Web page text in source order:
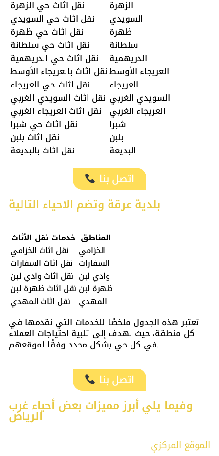
نقل اثاث حي الزهرة
الزهرة
نقل اثاث حي السويدي
السويدي
نقل اثاث حي ظهرة
ظهرة
نقل اثاث حي سلطانة
سلطانة
نقل اثاث حي الدريهمية
الدريهمية
نقل اثاث بالعريجاء الأوسطالعريجاء الأوسط
نقل اثاث حي العريجاء
العريجاء
نقل اثاث السويدي الغربي السويدي الغربي
نقل اثاث العريجاء الغربي العريجاء الغربي
نقل اثاث حي شبرا
شبرا
نقل اثاث بلبن
بلبن
نقل اثاث بالبديعة
البديعة
اتصل بنا
بلدية عرقة وتضم الاحياء التالية
خدمات نقل الأثاث المناطق
نقل اثاث الخزامي
الخزامي
نقل اثاث السفارات السفارات
نقل اثاث وادي لبن وادي لبن
نقل اثاث ظهرة لبن ظهرة لبن
نقل اثاث المهدي
المهدي
تعتبر هذه الجدول ملخصًا للخدمات التي نقدمها في
كل منطقة، حيث نهدف إلى تلبية احتياجات العملاء
في كل حي بشكل محدد وفقًا لموقعهم.
اتصل بنا
وفيما يلي أبرز مميزات بعض أحياء غرب
الرياض
الموقع المركزي